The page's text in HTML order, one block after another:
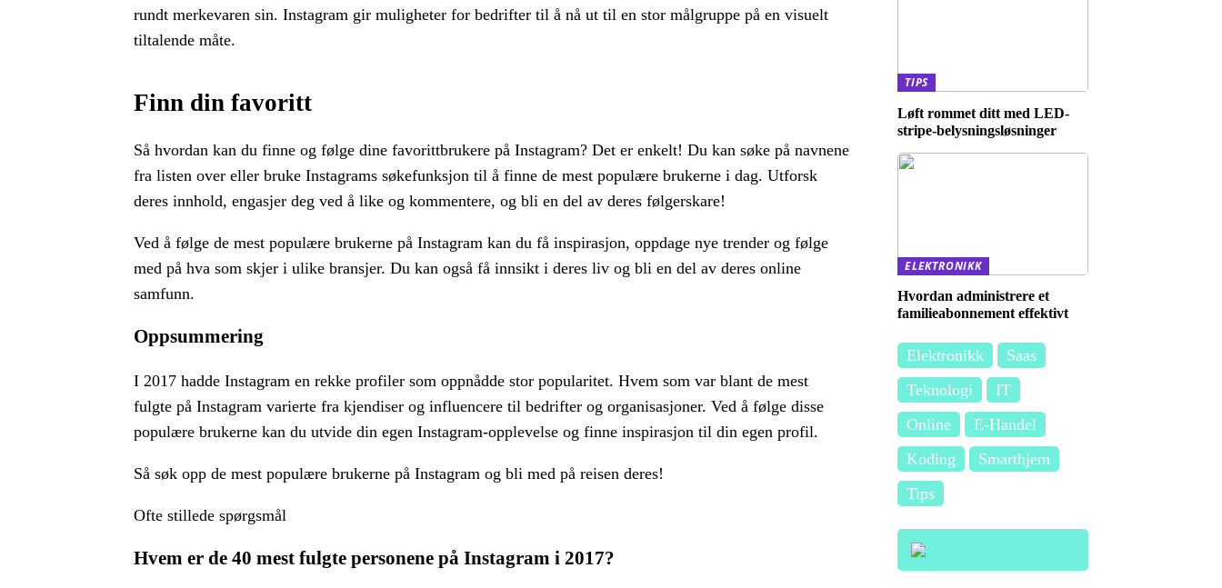
rundt merkevaren sin. Instagram gir muligheter for bedrifter til å nå ut til en stor målgruppe på en visuelt
tiltalende måte.
Finn din favoritt
Så hvordan kan du finne og følge dine favorittbrukere på Instagram? Det er enkelt! Du kan søke på navnene
fra listen over eller bruke Instagrams søkefunksjon til å finne de mest populære brukerne i dag. Utforsk
deres innhold, engasjer deg ved å like og kommentere, og bli en del av deres følgerskare!
Ved å følge de mest populære brukerne på Instagram kan du få inspirasjon, oppdage nye trender og følge
med på hva som skjer i ulike bransjer. Du kan også få innsikt i deres liv og bli en del av deres online
samfunn.
Oppsummering
I 2017 hadde Instagram en rekke profiler som oppnådde stor popularitet. Hvem som var blant de mest
fulgte på Instagram varierte fra kjendiser og influencere til bedrifter og organisasjoner. Ved å følge disse
populære brukerne kan du utvide din egen Instagram-opplevelse og finne inspirasjon til din egen profil.
Så søk opp de mest populære brukerne på Instagram og bli med på reisen deres!
Ofte stillede spørgsmål
Hvem er de 40 mest fulgte personene på Instagram i 2017?
TIPS
Løft rommet ditt med LED-
stripe-belysningsløsninger
ELEKTRONIKK
Hvordan administrere et
familieabonnement effektivt
Elektronikk
Saas
Teknologi
IT
Online
E-Handel
Koding
Smarthjem
Tips